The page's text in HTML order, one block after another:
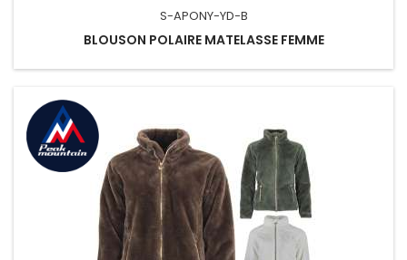
S-APONY-YD-B
BLOUSON POLAIRE MATELASSE FEMME